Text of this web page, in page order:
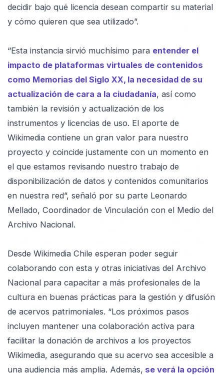
decidir bajo qué licencia desean compartir su material
y cómo quieren que sea utilizado”.
“Esta instancia sirvió muchísimo para entender el
impacto de plataformas virtuales de contenidos
como Memorias del Siglo XX, la necesidad de su
actualización de cara a la ciudadanía, así como
también la revisión y actualización de los
instrumentos y licencias de uso. El aporte de
Wikimedia contiene un gran valor para nuestro
proyecto y coincide justamente con un momento en
el que estamos revisando nuestro trabajo de
disponibilización de datos y contenidos comunitarios
en nuestra red”, señaló por su parte Leonardo
Mellado, Coordinador de Vinculación con el Medio del
Archivo Nacional.
Desde Wikimedia Chile esperan poder seguir
colaborando con esta y otras iniciativas del Archivo
Nacional para capacitar a más profesionales de la
cultura en buenas prácticas para la gestión y difusión
de acervos patrimoniales. “Los próximos pasos
incluyen mantener una colaboración activa para
facilitar la donación de archivos a los proyectos
Wikimedia, asegurando que su acervo sea accesible a
una audiencia más amplia. Además, se verá la opción